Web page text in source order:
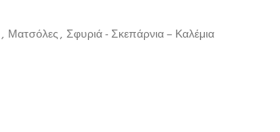
, Ματσόλες, Σφυριά - Σκεπάρνια – Καλέμια